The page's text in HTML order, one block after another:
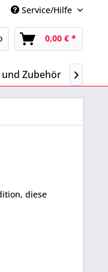
Service/Hilfe
0,00 € *
Zubehör Letze

diese